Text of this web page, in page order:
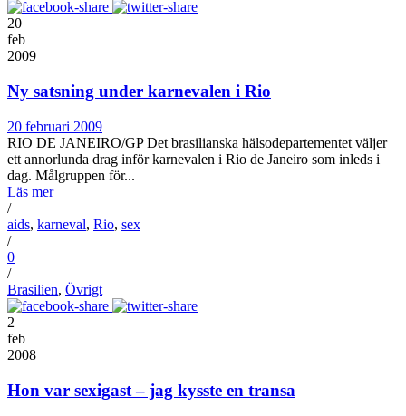
20
feb
2009
Ny satsning under karnevalen i Rio
20 februari 2009
RIO DE JANEIRO/GP Det brasilianska hälsodepartementet väljer
ett annorlunda drag inför karnevalen i Rio de Janeiro som inleds i
dag. Målgruppen för...
Läs mer
/
aids, karneval, Rio, sex
/
0
/
Brasilien, Övrigt
2
feb
2008
Hon var sexigast – jag kysste en transa